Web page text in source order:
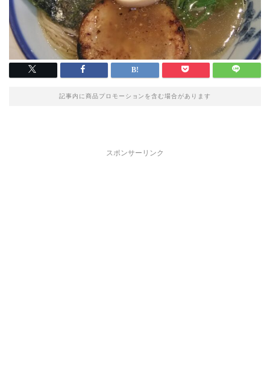
記事内に商品プロモーションを含む場合があります
スポンサーリンク